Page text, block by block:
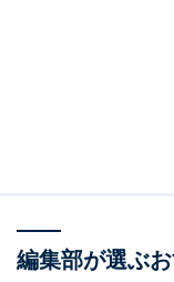
編集部が選ぶ